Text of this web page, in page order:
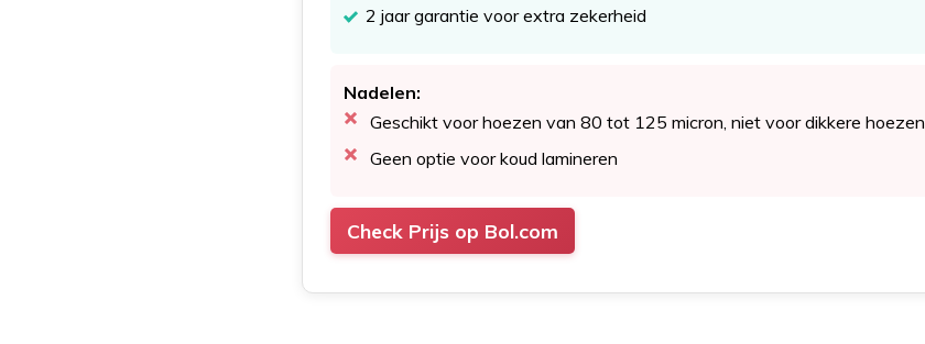
2 jaar garantie voor extra zekerheid
Nadelen:
Geschikt voor hoezen van 80 tot 125 micron, niet voor dikkere hoezen
Geen optie voor koud lamineren
Check Prijs op Bol.com